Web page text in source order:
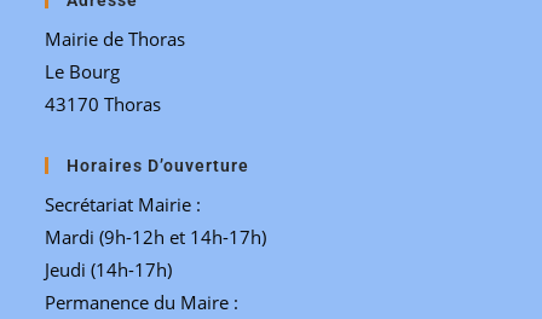
Mairie de Thoras
Le Bourg
43170 Thoras
Horaires D’ouverture
Secrétariat Mairie :
Mardi (9h-12h et 14h-17h)
Jeudi (14h-17h)
Permanence du Maire :